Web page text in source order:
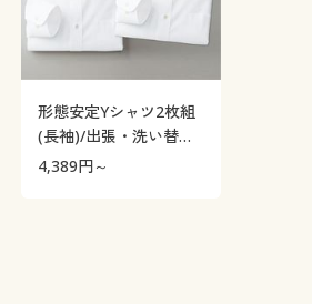
形態安定Yシャツ2枚組
(長袖)/出張・洗い替え
対策
4,389円～